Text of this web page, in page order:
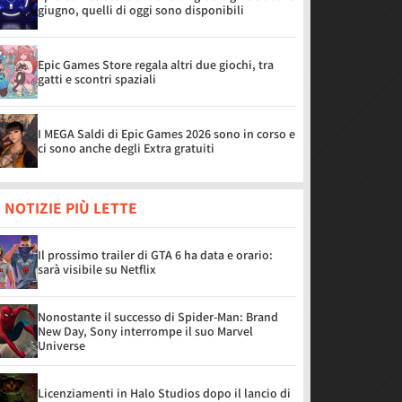
giugno, quelli di oggi sono disponibili
Epic Games Store regala altri due giochi, tra
gatti e scontri spaziali
I MEGA Saldi di Epic Games 2026 sono in corso e
ci sono anche degli Extra gratuiti
NOTIZIE PIÙ LETTE
Il prossimo trailer di GTA 6 ha data e orario:
sarà visibile su Netflix
Nonostante il successo di Spider-Man: Brand
New Day, Sony interrompe il suo Marvel
Universe
Licenziamenti in Halo Studios dopo il lancio di